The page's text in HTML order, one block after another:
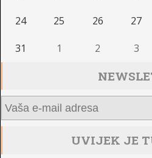
24 25 26 27
31 1 2 3
UVIJEK JE